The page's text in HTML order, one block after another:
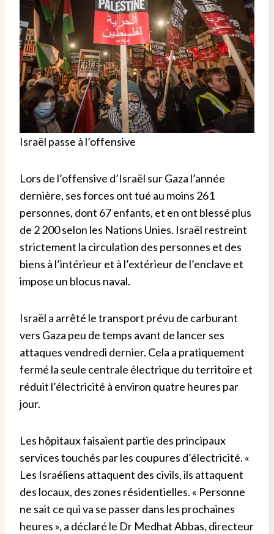
Israël passe à l’offensive
Lors de l’offensive d’Israël sur Gaza l’année
dernière, ses forces ont tué au moins 261
personnes, dont 67 enfants, et en ont blessé plus
de 2 200 selon les Nations Unies. Israël restreint
strictement la circulation des personnes et des
biens à l’intérieur et à l’extérieur de l’enclave et
impose un blocus naval.
Israël a arrêté le transport prévu de carburant
vers Gaza peu de temps avant de lancer ses
attaques vendredi dernier. Cela a pratiquement
fermé la seule centrale électrique du territoire et
réduit l’électricité à environ quatre heures par
jour.
Les hôpitaux faisaient partie des principaux
services touchés par les coupures d’électricité. «
Les Israéliens attaquent des civils, ils attaquent
des locaux, des zones résidentielles. « Personne
ne sait ce qui va se passer dans les prochaines
heures », a déclaré le Dr Medhat Abbas, directeur